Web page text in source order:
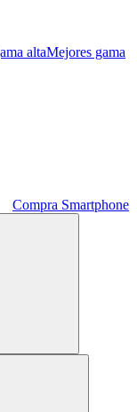
altaMejores gama
Compra Smartphone